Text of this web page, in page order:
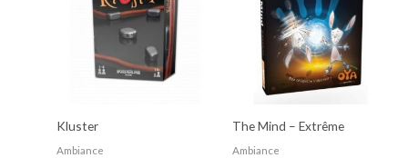
Kluster
Ambiance
The Mind – Extrême
Ambiance